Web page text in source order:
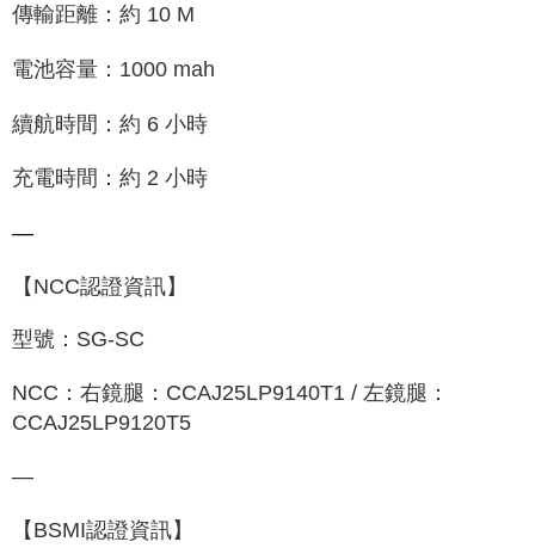
傳輸距離：約 10 M
電池容量：1000 mah
續航時間：約 6 小時
充電時間：約 2 小時
—
【NCC認證資訊】
型號：SG-SC
NCC：右鏡腿：CCAJ25LP9140T1 / 左鏡腿：
CCAJ25LP9120T5
—
【BSMI認證資訊】